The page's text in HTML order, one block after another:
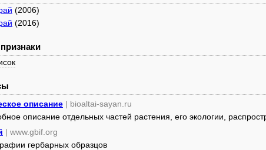
(2006)
(2016)
описание | bioaltai-sayan.ru
описание отдельных частей растения, его экологии,
| www.gbif.org
гербарных образцов